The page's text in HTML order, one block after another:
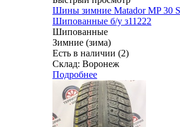
Шины зимние Matador MP 30
Шипованные б/у з11222
Шипованные
Зимние (зима)
Есть в наличии (2)
Склад: Воронеж
Подробнее